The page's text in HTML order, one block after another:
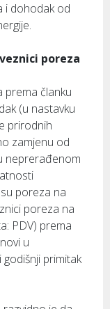
i dohodak od
poreza
prema članku
(u nastavku
prirodnih
zamjenu od
neprerađenom
poreza na
poreza na
PDV) prema
u
primitak